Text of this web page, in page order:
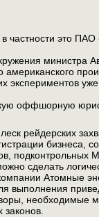
в частности это
министра
американского
экспериментов
оффшорную
рейдерских
бизнеса,
подконтрольных
сделать
Атомные
выполнения